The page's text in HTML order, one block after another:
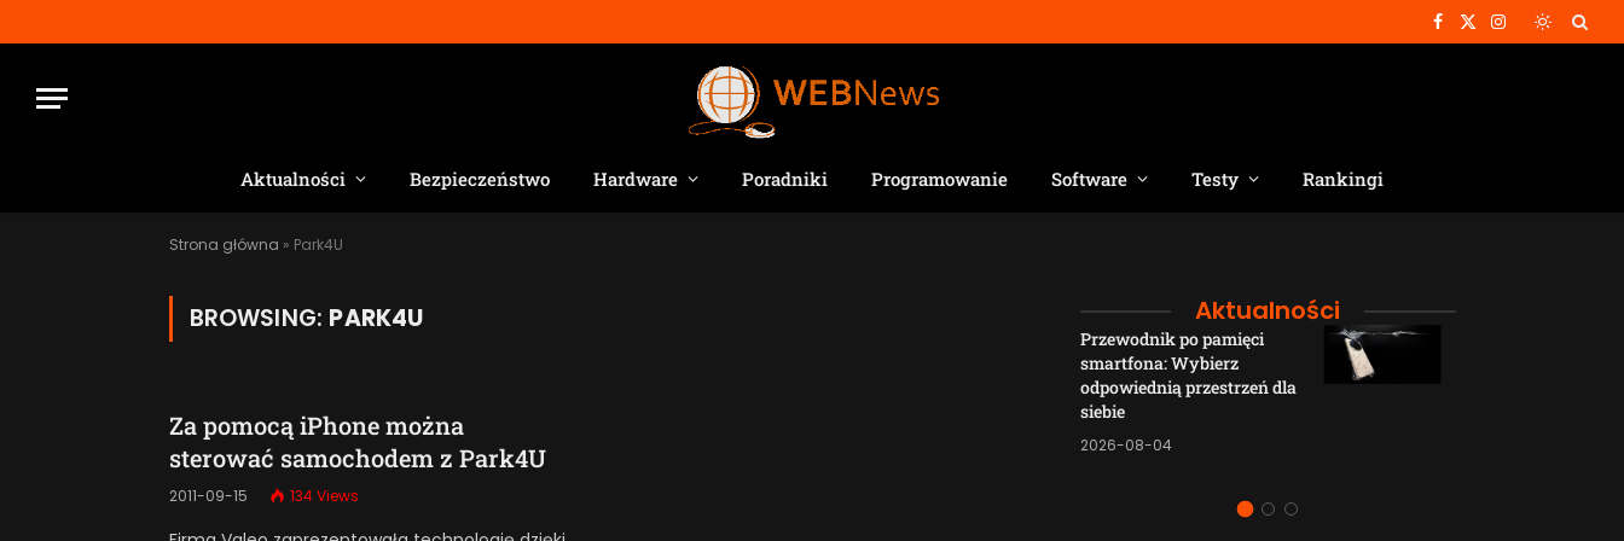
Facebook
X
Instagram
Aktualności Bezpieczeństwo Hardware Poradniki Programowanie Software Testy Rankingi
Strona główna » Park4U
BROWSING: PARK4U
Za pomocą iPhone można
sterować samochodem z Park4U
2011-09-15 134Views
Aktualności
Przewodnik po pamięci
smartfona: Wybierz
odpowiednią przestrzeń dla
siebie
2026-08-04